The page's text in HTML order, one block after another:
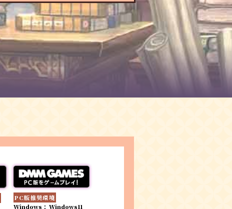
PC版推奨環境
Windows： Windows11